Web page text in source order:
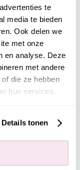
te
media te bieden
Ook delen we
met onze
en analyse. Deze
met andere
die ze hebben
hun services.
Details tonen
bij aan een
belonen.
niet van
is hardnekkig.
belangrijk.
heeft ons veel
vragen stelt en